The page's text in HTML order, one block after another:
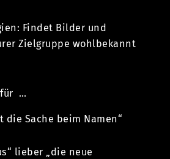
Findet Bilder und
Zielgruppe wohlbekannt
für …
die Sache beim Namen“
lieber „die neue